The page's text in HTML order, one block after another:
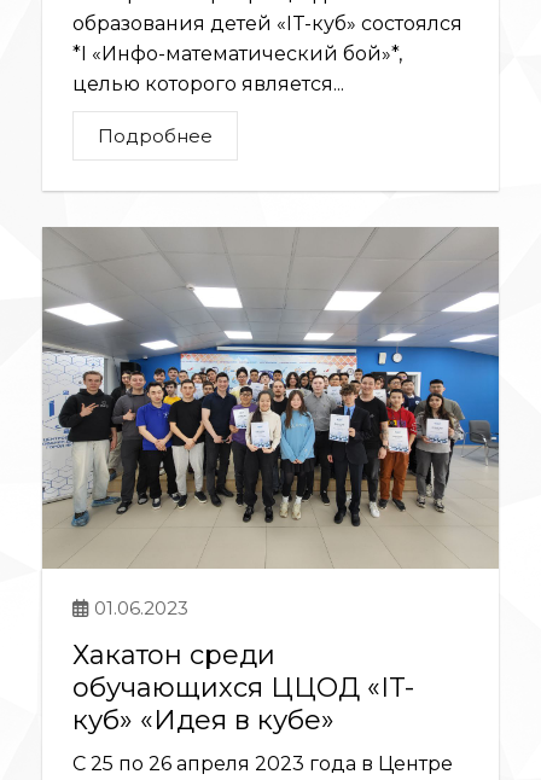
образования детей «IT-куб» состоялся
*I «Инфо-математический бой»*,
целью которого является...
Подробнее
01.06.2023
Хакатон среди
обучающихся ЦЦОД «IT-
куб» «Идея в кубе»
С 25 по 26 апреля 2023 года в Центре